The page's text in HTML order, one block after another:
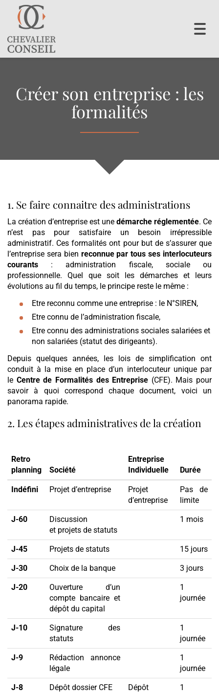
Créer son entreprise : les
formalités
1. Se faire connaitre des administrations
La création d’entreprise est une démarche réglementée. Ce
n’est pas pour satisfaire un besoin irrépressible
administratif. Ces formalités ont pour but de s’assurer que
l’entreprise sera bien reconnue par tous ses interlocuteurs
courants : administration fiscale, sociale ou
professionnelle. Quel que soit les démarches et leurs
évolutions au fil du temps, le principe reste le même :
Etre reconnu comme une entreprise : le N°SIREN,
Etre connu de l’administration fiscale,
Etre connu des administrations sociales salariées et
non salariées (statut des dirigeants).
Depuis quelques années, les lois de simplification ont
conduit à la mise en place d’un interlocuteur unique par
le Centre de Formalités des Entreprise (CFE). Mais pour
savoir à quoi correspond chaque document, voici un
panorama rapide.
2. Les étapes administratives de la création
Retro
planning
Société
Entreprise
Individuelle
Durée
Indéfini Projet d’entreprise
Projet
d’entreprise
Pas de
limite
J-60
Discussion
et projets de statuts
1 mois
J-45 Projets de statuts 15 jours
J-30 Choix de la banque 3 jours
J-20
Ouverture d’un
compte bancaire et
dépôt du capital
1
journée
J-10
Signature des
statuts
1
journée
J-9
Rédaction annonce
légale
1
journée
J-8 Dépôt dossier CFE
Dépôt
1